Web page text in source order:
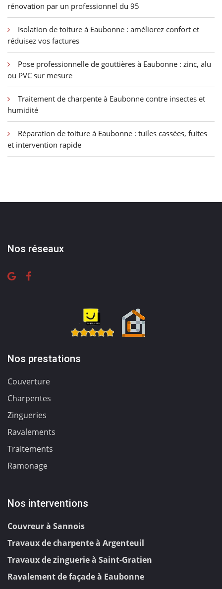
rénovation par un professionnel du 95
Isolation de toiture à Eaubonne : améliorez confort et
réduisez vos factures
Pose professionnelle de gouttières à Eaubonne : zinc, alu
ou PVC sur mesure
Traitement de charpente à Eaubonne contre insectes et
humidité
Réparation de toiture à Eaubonne : tuiles cassées, fuites
et intervention rapide
Nos réseaux
Nos prestations
Couverture
Charpentes
Zingueries
Ravalements
Traitements
Ramonage
Nos interventions
Couvreur à Sannois
Travaux de charpente à Argenteuil
Travaux de zinguerie à Saint-Gratien
Ravalement de façade à Eaubonne